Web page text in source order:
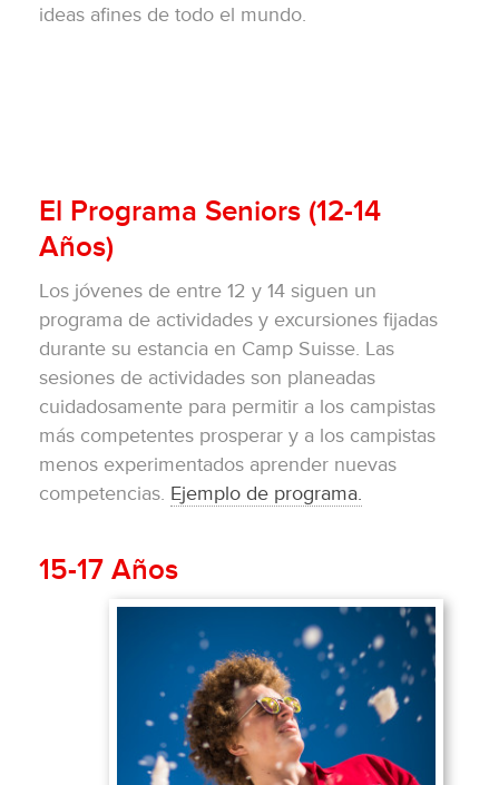
ideas afines de todo el mundo.
El Programa Seniors (12-14
Años)
Los jóvenes de entre 12 y 14 siguen un
programa de actividades y excursiones fijadas
durante su estancia en Camp Suisse. Las
sesiones de actividades son planeadas
cuidadosamente para permitir a los campistas
más competentes prosperar y a los campistas
menos experimentados aprender nuevas
competencias. Ejemplo de programa.
15-17 Años